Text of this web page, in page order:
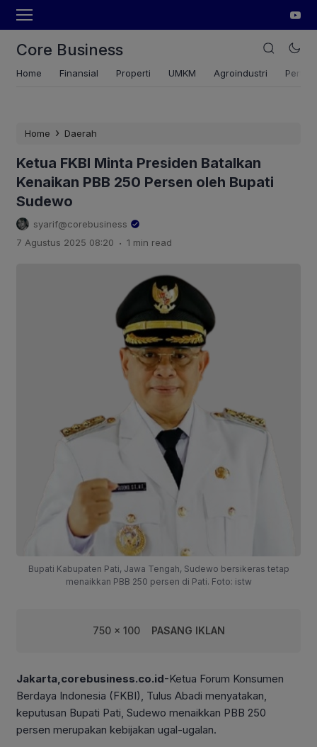
Core Business
Home Finansial Properti UMKM Agroindustri
Home › Daerah
Ketua FKBI Minta Presiden Batalkan
Kenaikan PBB 250 Persen oleh Bupati
Sudewo
syarif@corebusiness
7 Agustus 2025 08:20 . 1 min read
Bupati Kabupaten Pati, Jawa Tengah, Sudewo bersikeras tetap
menaikkan PBB 250 persen di Pati. Foto: istw
750 x 100 PASANG IKLAN
Jakarta,corebusiness.co.id-Ketua Forum Konsumen
Berdaya Indonesia (FKBI), Tulus Abadi menyatakan,
keputusan Bupati Pati, Sudewo menaikkan PBB 250
persen merupakan kebijakan ugal-ugalan.